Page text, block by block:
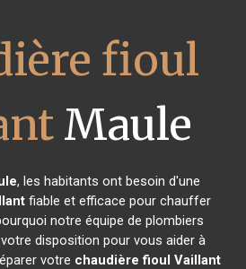
fioul
Maule
, les habitants ont besoin d'une
fiable et efficace pour chauffer
notre équipe de plombiers
disposition pour vous aider à
votre chaudière fioul Vaillant